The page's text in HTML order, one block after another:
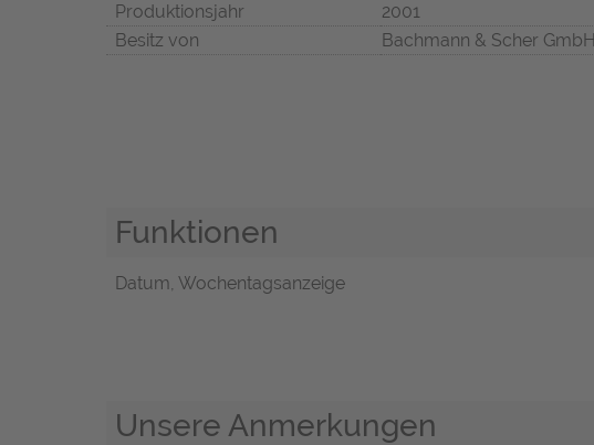
Produktionsjahr
2001
Besitz von
Bachmann & Scher GmbH
Funktionen
Datum, Wochentagsanzeige
Unsere Anmerkungen